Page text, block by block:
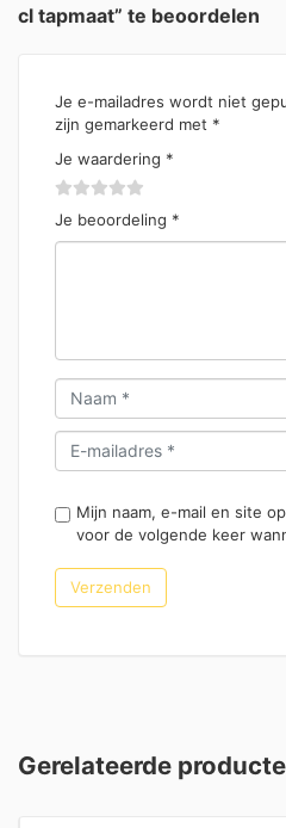
cl tapmaat” te beoordelen
Je e-mailadres wordt niet
zijn gemarkeerd met *
Je waardering *
Je beoordeling *
Mijn naam, e-mail en site
voor de volgende keer
Gerelateerde